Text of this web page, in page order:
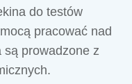
do testów
pracować nad
prowadzone z